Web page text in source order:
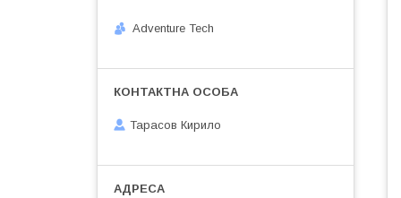
Adventure Tech
Тарасов Кирило